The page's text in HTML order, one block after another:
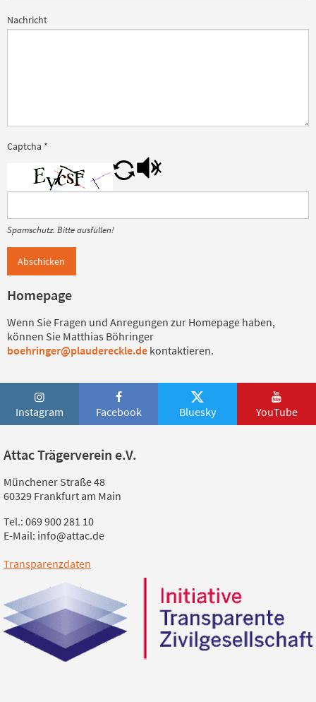
Nachricht
Captcha *
Spamschutz. Bitte ausfüllen!
Abschicken
Homepage
Wenn Sie Fragen und Anregungen zur Homepage haben,
können Sie Matthias Böhringer
boehringer@plaudereckle.de kontaktieren.
Instagram Facebook Bluesky YouTube
Attac Trägerverein e.V.
Münchener Straße 48
60329 Frankfurt am Main
Tel.: 069 900 281 10
E-Mail: info@attac.de
Transparenzdaten